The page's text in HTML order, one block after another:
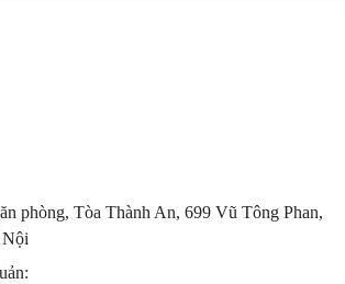
phòng, Tòa Thành An, 699 Vũ Tông Phan,